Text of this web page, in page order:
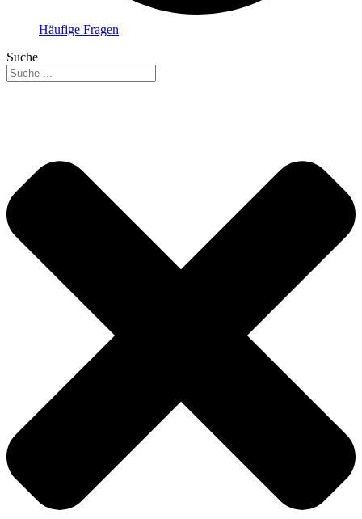
Häufige Fragen
Suche